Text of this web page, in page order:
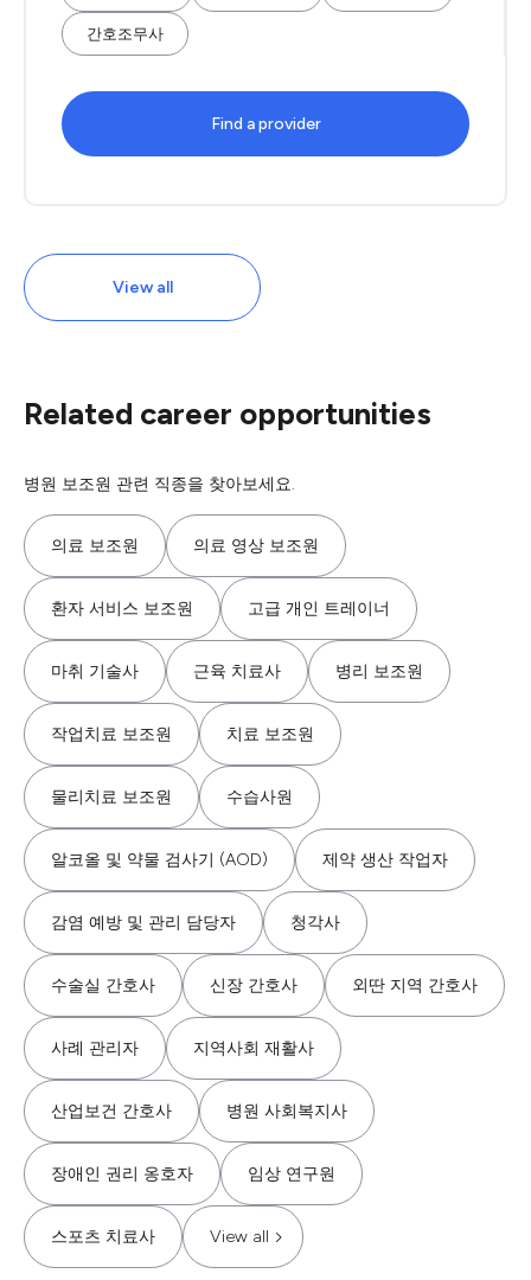
간호조무사
Find a provider
View all
Related career opportunities
병원 보조원 관련 직종을 찾아보세요.
의료 보조원 의료 영상 보조원
환자 서비스 보조원 고급 개인 트레이너
마취 기술사 근육 치료사 병리 보조원
작업치료 보조원 치료 보조원
물리치료 보조원 수습사원
알코올 및 약물 검사기 (AOD) 제약 생산 작업자
감염 예방 및 관리 담당자 청각사
수술실 간호사 신장 간호사 외딴 지역 간호사
사례 관리자 지역사회 재활사
산업보건 간호사 병원 사회복지사
장애인 권리 옹호자 임상 연구원
스포츠 치료사 View all